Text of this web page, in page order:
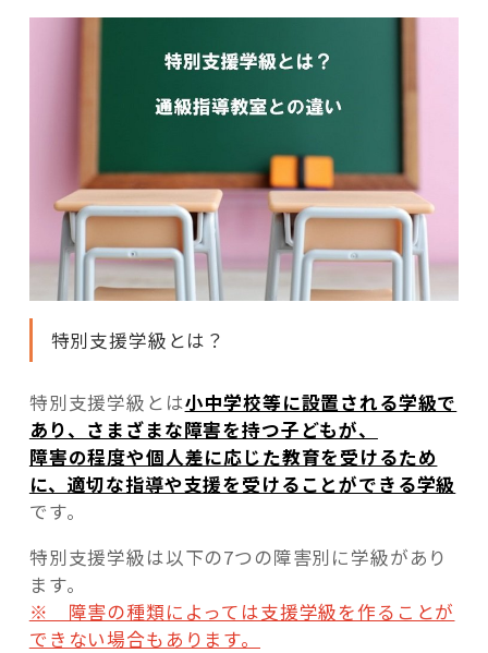
特別支援学級とは？
特別支援学級とは小中学校等に設置される学級で
あり、さまざまな障害を持つ子どもが、
障害の程度や個人差に応じた教育を受けるため
に、適切な指導や支援を受けることができる学級
です。
特別支援学級は以下の7つの障害別に学級があり
ます。
※ 障害の種類によっては支援学級を作ることが
できない場合もあります。